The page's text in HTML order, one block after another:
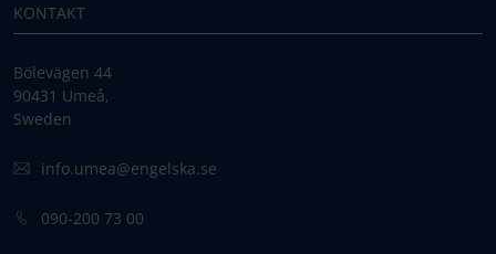
KONTAKT
Bölevägen 44
90431 Umeå,
Sweden
info.umea@engelska.se
090-200 73 00